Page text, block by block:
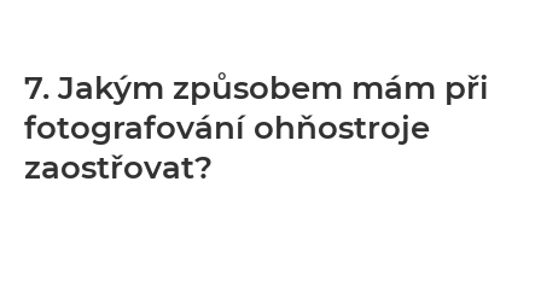
7. Jakým způsobem mám při
fotografování ohňostroje
zaostřovat?